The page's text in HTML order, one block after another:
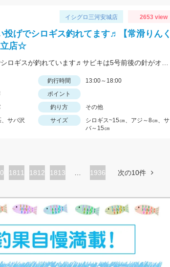
イシグロ三河安城店 2653 view
投げでシロギス釣れてます♬【常滑りんく
立店☆
釣行時間
13:00～18:00
ポイント
釣り方
その他
サバ沢
サイズ
シロギス~15㎝、アジ～8㎝、サ
バ～15㎝
ペ
1811
ペ
1812
ペ
1813 1936 次の10件